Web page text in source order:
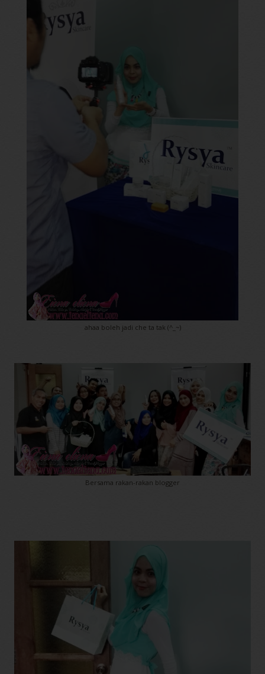
ahaa boleh jadi che ta tak (^_~)
Bersama rakan-rakan blogger